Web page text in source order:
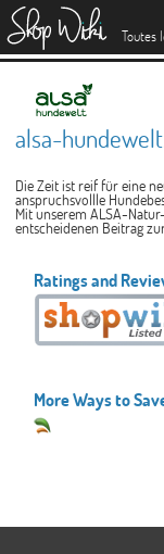
Toutes
alsa-
Die Zeit ist reif für eine
anspruchsvollle
Mit unserem ALSA-
entscheidenen Beitrag
Ratings and
More Ways to